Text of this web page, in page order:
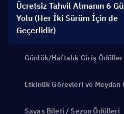
Ücretsiz Tahvil Almanın 6
Yolu (Her İki Sürüm İçin de
Geçerlidir)
Günlük/Haftalık Giriş
Etkinlik Görevleri ve Meydan
Savaş Bileti / Sezon Ödülleri